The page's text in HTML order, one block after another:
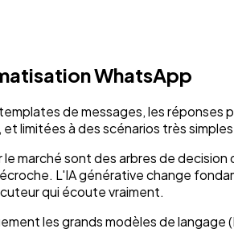
WhatsApp
de messages, les
limitées à des scénarios très
marché sont des arbres de
L'IA générative change
qui écoute vraiment.
les grands modèles de